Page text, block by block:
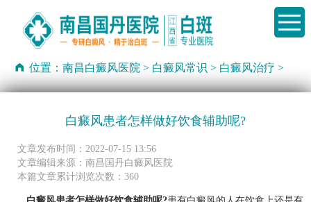
位置：南昌白癜风医院 > 白癜风常识 > 白癜风治疗 >
白癜风患者怎样做好饮食辅助呢?
文章发布时间：2022-07-15 13:56
文章编辑来源：南昌国丹白癜风医院
本篇文章累计浏览次数：360